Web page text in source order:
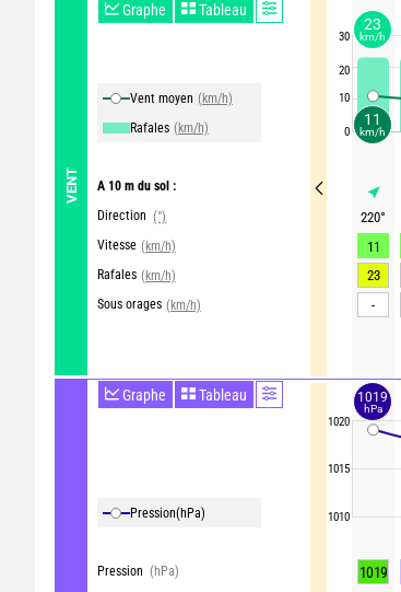
VENT
Graphe Tableau
Vent moyen (km/h)
Rafales (km/h)
A 10 m du sol :
Direction (°)
Vitesse (km/h)
Rafales (km/h)
Sous orages (km/h)
Graphe Tableau
Pression(hPa)
Pression (hPa)
30
20
10
0
1020
1015
1010
220°
11
23
-
1019
11
km/h
23
km/h
1019
hPa